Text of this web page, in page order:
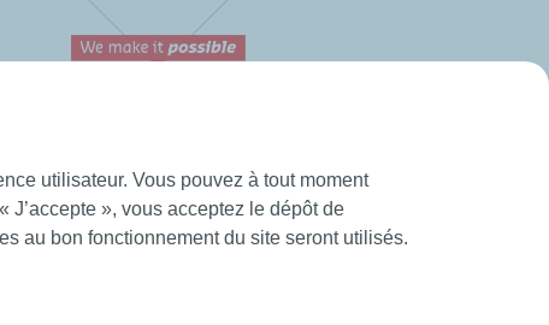
Générales d’Utilisation Création Mediapilote
utilisateur. Vous pouvez à tout moment
», vous acceptez le dépôt de
au bon fonctionnement du site seront utilisés.